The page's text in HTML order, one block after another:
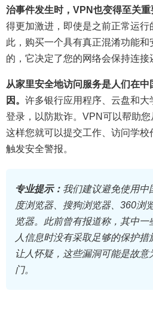
治事件发生时，VPN也变得至关重
得更加激进，即使是之前正常运行
此，购买一个具有真正混淆功能
的，它决定了您的网络会保持连接
从家里安全地访问服务是人们在
因。 许多银行应用程序、云盘和大
登录，以防欺诈。VPN可以帮助您
这样您就可以提交工作、访问学
触发安全警报。
专业提示： 我们建议避免使用中
度浏览器、搜狗浏览器、360浏
览器。此前曾有报道称，其中
人信息时没有采取足够的保护
让人怀疑，这些漏洞可能是故意
门。